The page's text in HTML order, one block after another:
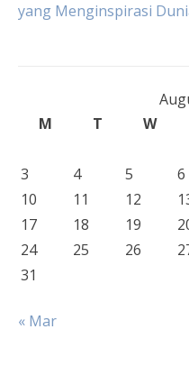
navigation
yang Menginspirasi
M
T W
3
4 5 6
10
11 12
17
18 19
24
25 26
31
« Mar